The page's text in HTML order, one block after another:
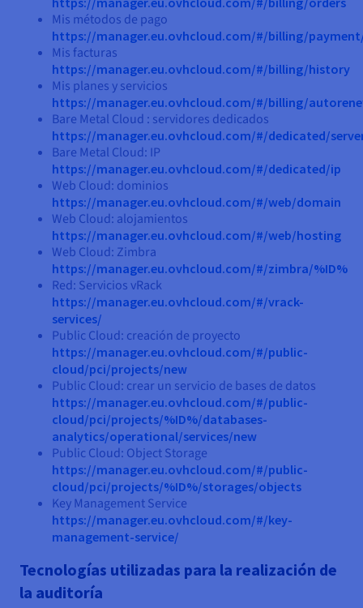
Mis métodos de pago
https://manager.eu.ovhcloud.com/#/billing/
Mis facturas
https://manager.eu.ovhcloud.com/#/billing/history
Mis planes y servicios
https://manager.eu.ovhcloud.com/#/billing/
Bare Metal Cloud : servidores dedicados
https://manager.eu.ovhcloud.com/#/dedicated/
Bare Metal Cloud: IP
https://manager.eu.ovhcloud.com/#/dedicated/ip
Web Cloud: dominios
https://manager.eu.ovhcloud.com/#/web/domain
Web Cloud: alojamientos
https://manager.eu.ovhcloud.com/#/web/hosting
Web Cloud: Zimbra
https://manager.eu.ovhcloud.com/#/zimbra/%ID%
Red: Servicios vRack
https://manager.eu.ovhcloud.com/#/vrack-
services/
Public Cloud: creación de proyecto
https://manager.eu.ovhcloud.com/#/public-
cloud/pci/projects/new
Public Cloud: crear un servicio de bases de datos
https://manager.eu.ovhcloud.com/#/public-
cloud/pci/projects/%ID%/databases-
analytics/operational/services/new
Public Cloud: Object Storage
https://manager.eu.ovhcloud.com/#/public-
cloud/pci/projects/%ID%/storages/objects
Key Management Service
https://manager.eu.ovhcloud.com/#/key-
management-service/
Tecnologías utilizadas para la realización de
la auditoría